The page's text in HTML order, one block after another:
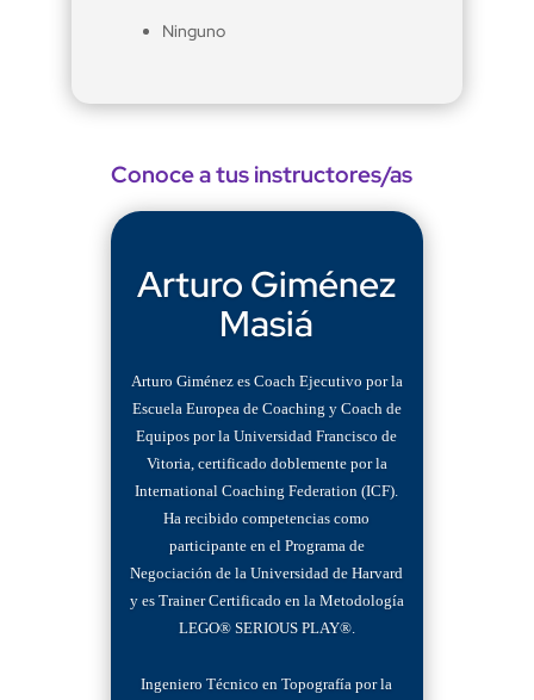
Ninguno
Conoce a tus instructores/as
Arturo Giménez
Masiá
Arturo Giménez es Coach Ejecutivo por la
Escuela Europea de Coaching y Coach de
Equipos por la Universidad Francisco de
Vitoria, certificado doblemente por la
International Coaching Federation (ICF).
Ha recibido competencias como
participante en el Programa de
Negociación de la Universidad de Harvard
y es Trainer Certificado en la Metodología
LEGO® SERIOUS PLAY®.
Ingeniero Técnico en Topografía por la